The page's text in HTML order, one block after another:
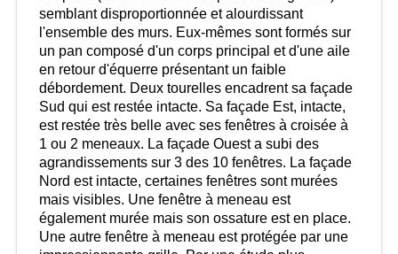
semblant disproportionnée et alourdissant
l'ensemble des murs. Eux-mêmes sont formés sur
un pan composé d'un corps principal et d'une aile
en retour d'équerre présentant un faible
débordement. Deux tourelles encadrent sa façade
Sud qui est restée intacte. Sa façade Est, intacte,
est restée très belle avec ses fenêtres à croisée à
1 ou 2 meneaux. La façade Ouest a subi des
agrandissements sur 3 des 10 fenêtres. La façade
Nord est intacte, certaines fenêtres sont murées
mais visibles. Une fenêtre à meneau est
également murée mais son ossature est en place.
Une autre fenêtre à meneau est protégée par une